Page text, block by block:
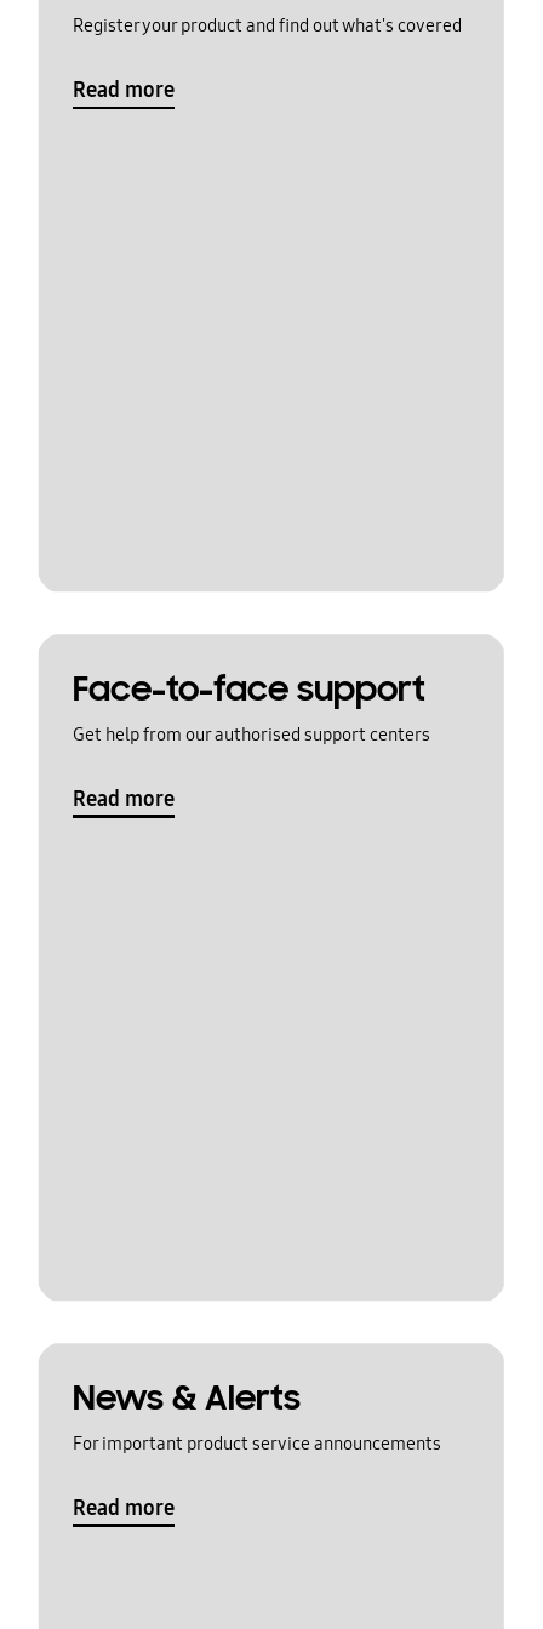
Register your product and find out what's covered
Read more
Face-to-face support
Get help from our authorised support centers
Read more
News & Alerts
For important product service announcements
Read more